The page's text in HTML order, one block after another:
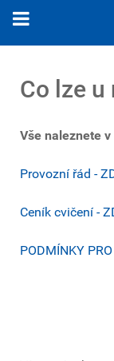
Co lze
Vše naleznete v
Provozní řád -
Ceník cvičení -
PODMÍNKY